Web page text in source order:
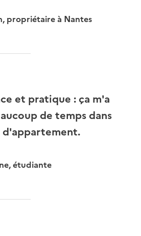
propriétaire à Nantes
et pratique : ça m'a
de temps dans
d'appartement.
étudiante